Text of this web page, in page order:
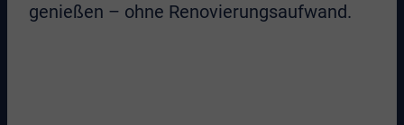
genießen – ohne Renovierungsaufwand.